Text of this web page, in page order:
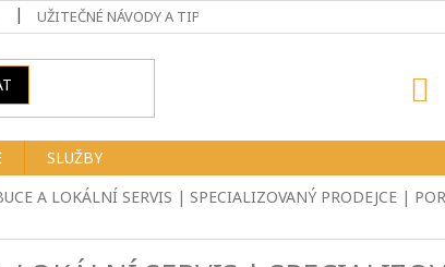
UŽITEČNÉ NÁVODY A TIPY
SLUŽBY
A LOKÁLNÍ SERVIS | SPECIALIZOVANÝ PRODEJCE |